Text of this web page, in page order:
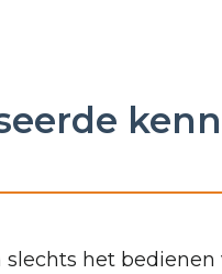
het bedienen